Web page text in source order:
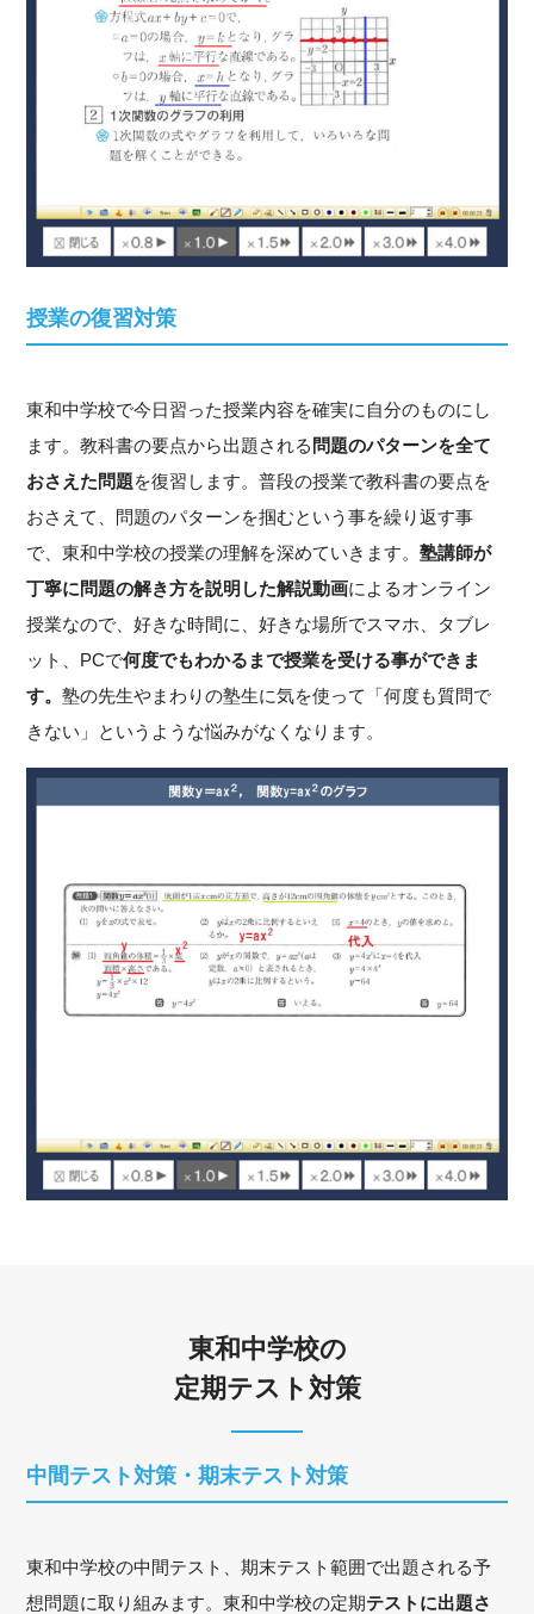
授業の復習対策
東和中学校で今日習った授業内容を確実に自分のものにし
ます。教科書の要点から出題される 問題のパターンを全て
おさえた問題を復習します。普段の授業で教科書の要点を
おさえて、問題のパターンを掴むという事を繰り返す事
で、東和中学校の授業の理解を深めていきます。塾講師が
丁寧に問題の解き方を説明した解説動画によるオンライン
授業なので、好きな時間に、好きな場所でスマホ、タブレ
ット、PCで何度でもわかるまで授業を受ける事ができま
す。塾の先生やまわりの塾生に気を使って「何度も質問で
きない」というような悩みがなくなります。
東和中学校の
定期テスト対策
中間テスト対策・期末テスト対策
東和中学校の中間テスト、期末テスト範囲で出題される予
想問題に取り組みます。東和中学校の定期テストに出題さ